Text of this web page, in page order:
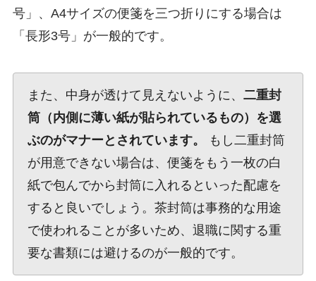
号」、A4サイズの便箋を三つ折りにする場合は
「長形3号」が一般的です。
また、中身が透けて見えないように、 二重封
筒（内側に薄い紙が貼られているもの）を選
ぶのがマナーとされています。
もし二重封筒
が用意できない場合は、便箋をもう一枚の白
紙で包んでから封筒に入れるといった配慮を
すると良いでしょう。茶封筒は事務的な用途
で使われることが多いため、退職に関する重
要な書類には避けるのが一般的です。